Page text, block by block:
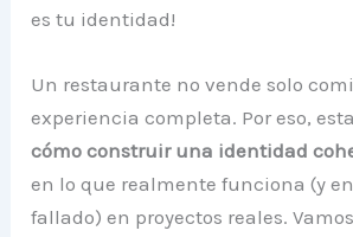
es tu identidad!
Un restaurante no vende solo
experiencia completa. Por eso,
cómo construir una identidad
en lo que realmente funciona (y
fallado) en proyectos reales.